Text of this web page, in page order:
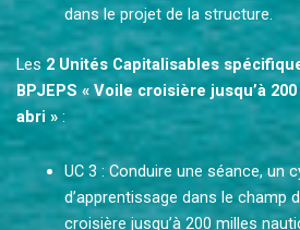
dans le projet de la structure.
Les2 Unités Capitalisables
BPJEPS « Voile croisière jusqu’à
abri » :
UC 3 : Conduire une séance, un
d’apprentissage dans le champ
croisière jusqu’à 200 milles